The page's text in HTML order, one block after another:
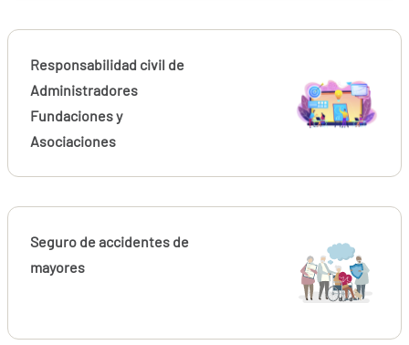
Responsabilidad civil de
Administradores
Fundaciones y
Asociaciones
Seguro de accidentes de
mayores